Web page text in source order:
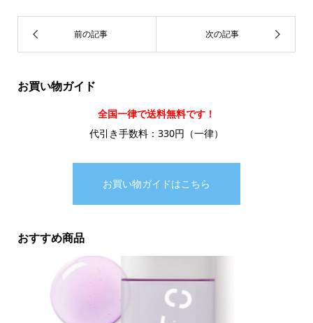
お買い物ガイド
全国一律で送料無料です！
代引き手数料：330円（一律）
お買い物ガイドはこちら
おすすめ商品